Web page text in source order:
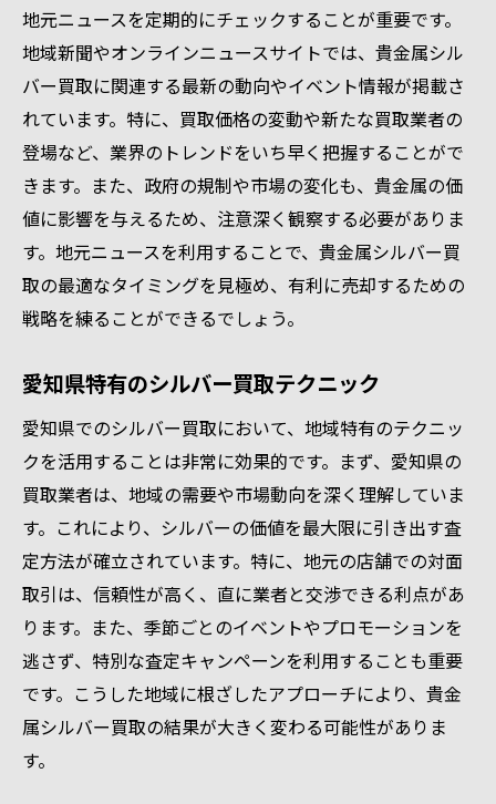
地元ニュースを定期的にチェックすることが重要です。
地域新聞やオンラインニュースサイトでは、貴金属シル
バー買取に関連する最新の動向やイベント情報が掲載さ
れています。特に、買取価格の変動や新たな買取業者の
登場など、業界のトレンドをいち早く把握することがで
きます。また、政府の規制や市場の変化も、貴金属の価
値に影響を与えるため、注意深く観察する必要がありま
す。地元ニュースを利用することで、貴金属シルバー買
取の最適なタイミングを見極め、有利に売却するための
戦略を練ることができるでしょう。
愛知県特有のシルバー買取テクニック
愛知県でのシルバー買取において、地域特有のテクニッ
クを活用することは非常に効果的です。まず、愛知県の
買取業者は、地域の需要や市場動向を深く理解していま
す。これにより、シルバーの価値を最大限に引き出す査
定方法が確立されています。特に、地元の店舗での対面
取引は、信頼性が高く、直に業者と交渉できる利点があ
ります。また、季節ごとのイベントやプロモーションを
逃さず、特別な査定キャンペーンを利用することも重要
です。こうした地域に根ざしたアプローチにより、貴金
属シルバー買取の結果が大きく変わる可能性がありま
す。